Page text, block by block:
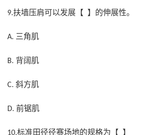
9.扶墙压肩可以发展【 】的伸展性。
A. 三角肌
B. 背阔肌
C. 斜方肌
D. 前锯肌
10.标准田径径赛场地的规格为【 】